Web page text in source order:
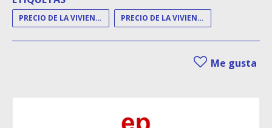
PRECIO DE LA VIVIENDA PRECIO DE LA VIVIENDA LIBRE
Me gusta